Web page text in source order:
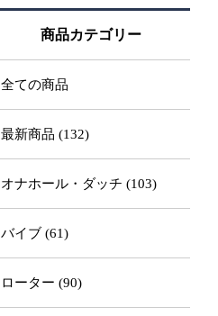
商品カテゴリー
全ての商品
最新商品 (132)
オナホール・ダッチ (103)
バイブ (61)
ローター (90)